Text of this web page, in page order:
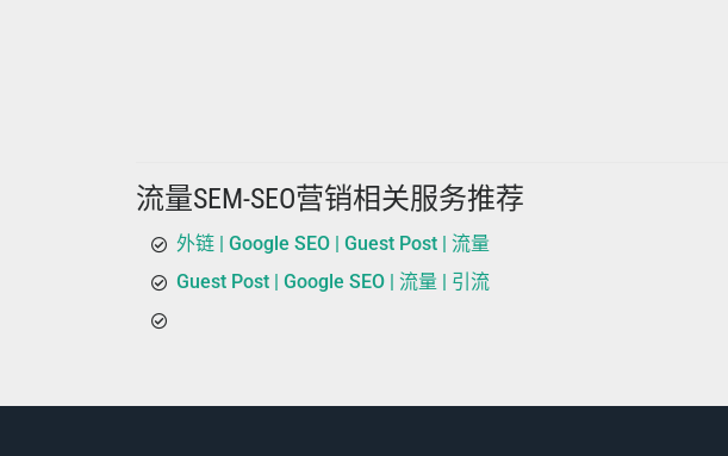
流量SEM-SEO营销相关服务推荐
外链 | Google SEO | Guest Post | 流量
Guest Post | Google SEO | 流量 | 引流